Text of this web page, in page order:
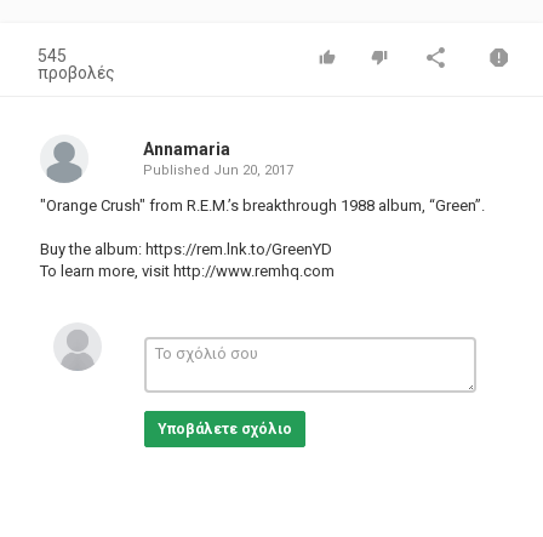
545
προβολές
Annamaria
Published Jun 20, 2017
"Orange Crush" from R.E.M.’s breakthrough 1988 album, “Green”.
Buy the album: https://rem.lnk.to/GreenYD
To learn more, visit http://www.remhq.com
Υποβάλετε σχόλιο